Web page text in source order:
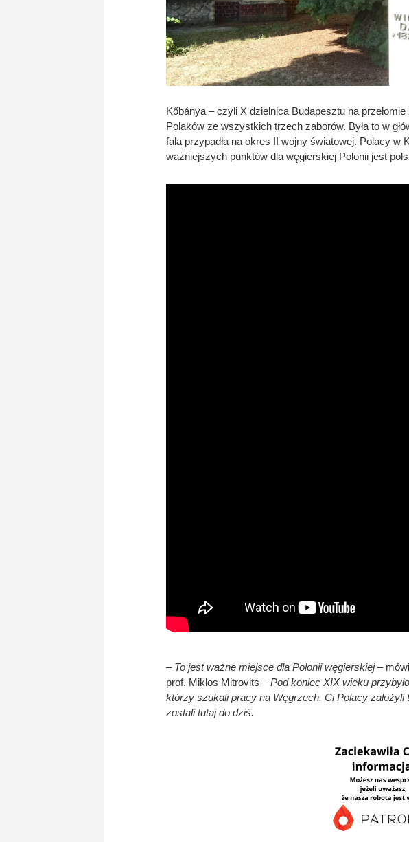
Kőbánya – czyli X dzielnica Budapesztu na
Polaków ze wszystkich trzech zaborów. Była to w
fala przypadła na okres II wojny światowej. Polacy w
ważniejszych punktów dla węgierskiej Polonii jest
– To jest ważne miejsce dla Polonii węgierskiej–
prof. Miklos Mitrovits –Pod koniec XIX wieku
którzy szukali pracy na Węgrzech. Ci Polacy
zostali tutaj do dziś.